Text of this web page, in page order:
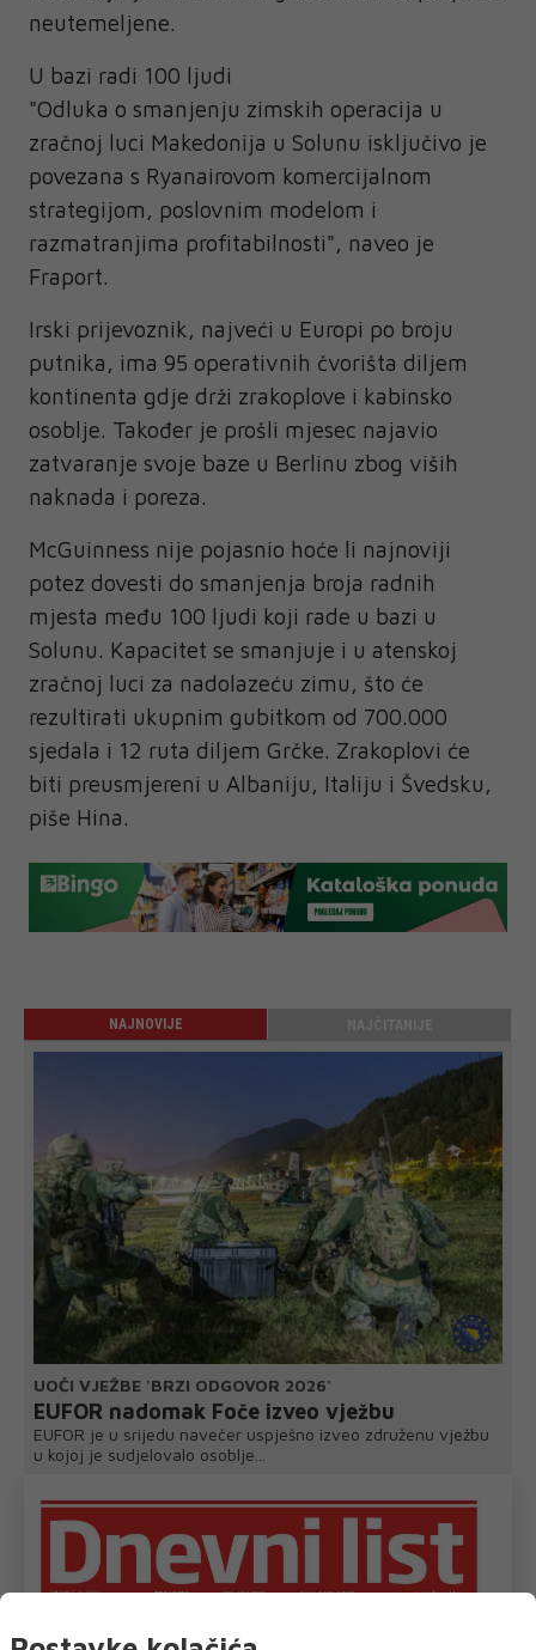
neutemeljene.
U bazi radi 100 ljudi
"Odluka o smanjenju zimskih operacija u
zračnoj luci Makedonija u Solunu isključivo je
povezana s Ryanairovom komercijalnom
strategijom, poslovnim modelom i
razmatranjima profitabilnosti", naveo je
Fraport.
Irski prijevoznik, najveći u Europi po broju
putnika, ima 95 operativnih čvorišta diljem
kontinenta gdje drži zrakoplove i kabinsko
osoblje. Također je prošli mjesec najavio
zatvaranje svoje baze u Berlinu zbog viših
naknada i poreza.
McGuinness nije pojasnio hoće li najnoviji
potez dovesti do smanjenja broja radnih
mjesta među 100 ljudi koji rade u bazi u
Solunu. Kapacitet se smanjuje i u atenskoj
zračnoj luci za nadolazeću zimu, što će
rezultirati ukupnim gubitkom od 700.000
sjedala i 12 ruta diljem Grčke. Zrakoplovi će
biti preusmjereni u Albaniju, Italiju i Švedsku,
piše Hina.
NAJNOVIJE
UOČI VJEŽBE 'BRZI ODGOVOR 2026'
EUFOR nadomak Foče izveo vježbu
EUFOR je u srijedu navečer uspješno izveo združenu vježbu
u kojoj je sudjelovalo osoblje...